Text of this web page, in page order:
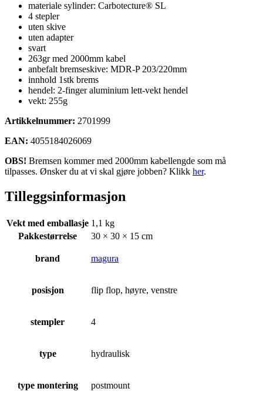
materiale sylinder: Carbotecture® SL
4 stepler
uten skive
uten adapter
svart
263gr med 2000mm kabel
anbefalt bremseskive: MDR-P 203/220mm
innhold 1stk brems
hendel: 2-finger aluminium lett-vekt hendel
vekt: 255g
Artikkelnummer: 2701999
EAN: 4055184026069
OBS! Bremsen kommer med 2000mm kabellengde som må
tilpasses. Ønsker du at vi skal gjøre jobben? Klikk her.
Tilleggsinformasjon
Vekt med emballasje 1,1 kg
Pakkestørrelse
30 × 30 × 15 cm
brand magura
posisjon flip flop, høyre, venstre
stempler 4
type hydraulisk
type montering postmount